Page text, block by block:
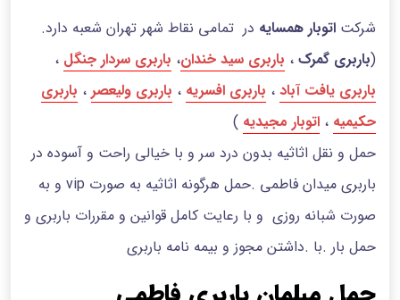
شرکت اتوبار همسایه در تمامی نقاط شهر تهران شعبه دارد.
(باربری گمرک ، باربری سید خندان، باربری سردار جنگل ،
باربری یافت آباد ، باربری افسریه ، باربری ولیعصر ، باربری
حکیمیه ، اتوبار مجیدیه )
حمل و نقل اثاثیه بدون درد سر و با خیالی راحت و آسوده در
باربری میدان فاطمی .حمل هرگونه اثاثیه به صورت vip و به
صورت شبانه روزی و با رعایت کامل قوانین و مقررات باربری و
حمل بار .با .داشتن مجوز و بیمه نامه باربری